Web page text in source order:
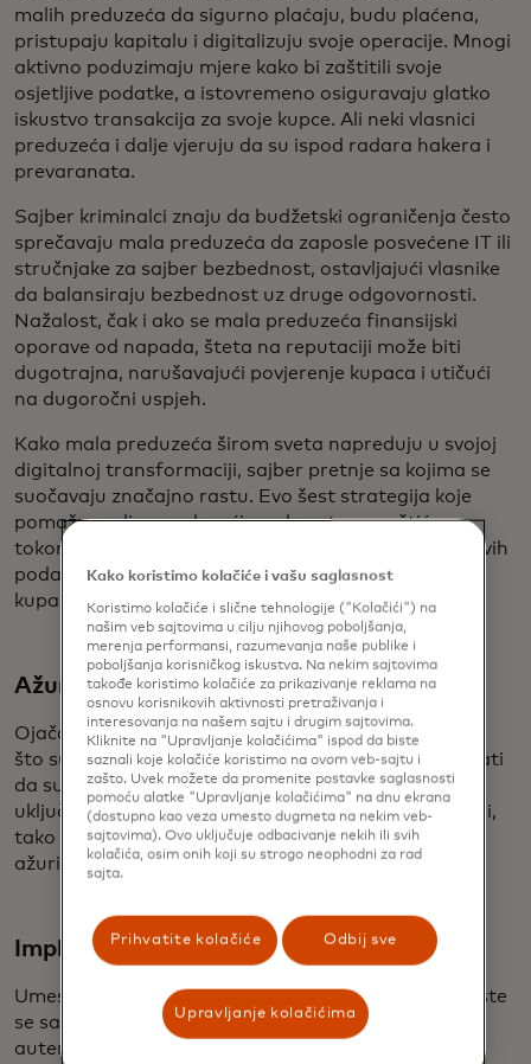
malih preduzeća da sigurno plaćaju, budu plaćena,
pristupaju kapitalu i digitalizuju svoje operacije. Mnogi
aktivno poduzimaju mjere kako bi zaštitili svoje
osjetljive podatke, a istovremeno osiguravaju glatko
iskustvo transakcija za svoje kupce. Ali neki vlasnici
preduzeća i dalje vjeruju da su ispod radara hakera i
prevaranata.
Sajber kriminalci znaju da budžetski ograničenja često
sprečavaju mala preduzeća da zaposle posvećene IT ili
stručnjake za sajber bezbednost, ostavljajući vlasnike
da balansiraju bezbednost uz druge odgovornosti.
Nažalost, čak i ako se mala preduzeća finansijski
oporave od napada, šteta na reputaciji može biti
dugotrajna, narušavajući povjerenje kupaca i utičući
na dugoročni uspjeh.
Kako mala preduzeća širom sveta napreduju u svojoj
digitalnoj transformaciji, sajber pretnje sa kojima se
suočavaju značajno rastu. Evo šest strategija koje
pomažu malim preduzećima da ostanu zaštićena
tokom praznične sezone i dalje, putem zaštite njihovih
podataka i, što je najvažnije, podataka njihovih
kupaca.
Ažurirajte svoje uređaje
Ojačajte svoju digitalnu imunost protiv prijetnji kao
što su virusi i špijunski softveri time što ćete osigurati
da su vaši sistemi ažurni. Ažuriranja softvera često
uključuju zaštite protiv najnovijih sigurnosnih pretnji,
tako da podesite svoje uređaje na automatsko
ažuriranje kako biste ostali sigurni.
Implementirajte jak lozinku
Umesto jednostavnih lozinki, koristite fraze kojih biste
se samo vi setili. Implementirajte višefaktorsku
autentifikaciju, kao što su šifre, biometrijska
Kako koristimo kolačiće i vašu saglasnost
Koristimo kolačiće i slične tehnologije ("Kolačići") na
našim veb sajtovima u cilju njihovog poboljšanja,
merenja performansi, razumevanja naše publike i
poboljšanja korisničkog iskustva. Na nekim sajtovima
takođe koristimo kolačiće za prikazivanje reklama na
osnovu korisnikovih aktivnosti pretraživanja i
interesovanja na našem sajtu i drugim sajtovima.
Kliknite na "Upravljanje kolačićima" ispod da biste
saznali koje kolačiće koristimo na ovom veb-sajtu i
zašto. Uvek možete da promenite postavke saglasnosti
pomoću alatke "Upravljanje kolačićima" na dnu ekrana
(dostupno kao veza umesto dugmeta na nekim veb-
sajtovima). Ovo uključuje odbacivanje nekih ili svih
kolačića, osim onih koji su strogo neophodni za rad
sajta.
Prihvatite kolačiće Odbij sve
Upravljanje kolačićima